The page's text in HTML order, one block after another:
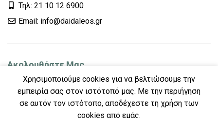
Τηλ: 21 10 12 6900
Εmail: info@daidaleos.gr
Ακολουθήστε Μας
Χρησιμοποιούμε cookies για να βελτιώσουμε την
εμπειρία σας στον ιστότοπό μας. Με την περιήγηση
σε αυτόν τον ιστότοπο, αποδέχεστε τη χρήση των
cookies από εμάς.